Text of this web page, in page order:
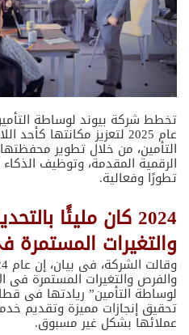
تخطط شركة بيوند لوساطة
عام 2025 لتعزيز مكانتها
التأمين، من خلال تطوير محفظتها
الرقمية المقدمة، وتوظيف
تطورًا وفعالية.
2024 كان مليئًا
والتغيرات
والفرص والتغيرات المستمرة فى
لوساطة التأمين” ريادتها فى
تحقيق إنجازات مميزة وتقديم
عملائها بشكل غير مسبوق.